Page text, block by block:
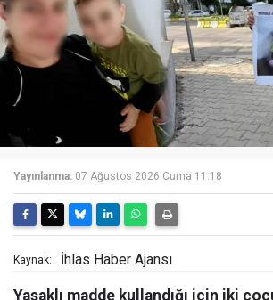
Yayınlanma: 07 Ağustos 2026 Cuma 11:18
Kaynak: İhlas Haber Ajansı
Yasaklı madde kullandığı için iki